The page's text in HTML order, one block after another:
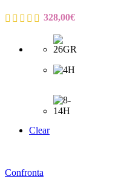
328,00€
Clear
Confronta